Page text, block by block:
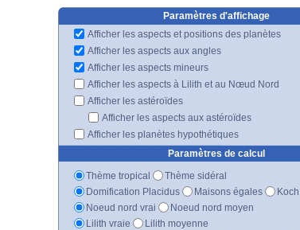
Paramètres d'affichage
Afficher les aspects et positions des planètes
Afficher les aspects aux angles
Afficher les aspects mineurs
Afficher les aspects à Lilith et au Nœud Nord
Afficher les astéroïdes
Afficher les aspects aux astéroïdes
Afficher les planètes hypothétiques
Paramètres de calcul
Thème tropical
Thème sidéral
Domification Placidus
Maisons égales
Koch
Noeud nord vrai
Noeud nord moyen
Lilith vraie
Lilith moyenne